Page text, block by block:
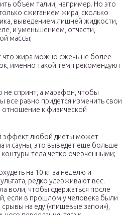
объем талии, например. Но это
сжиганием жира, сколько
выведением лишней жидкости,
и уменьшением, отчасти,
массы;
что жира можно сжечь не более
именно такой темп рекомендуют
не спринт, а марафон, чтобы
все равно придется изменить свои
отношение к физической
эффект любой диеты может
и сауны, это выведет еще больше
контуры тела четко очерченными;
на 10 кг за неделю и
редко удерживают вес.
воли, чтобы сдержаться после
если в прошлом у человека были
на еду («пищевые запои»),